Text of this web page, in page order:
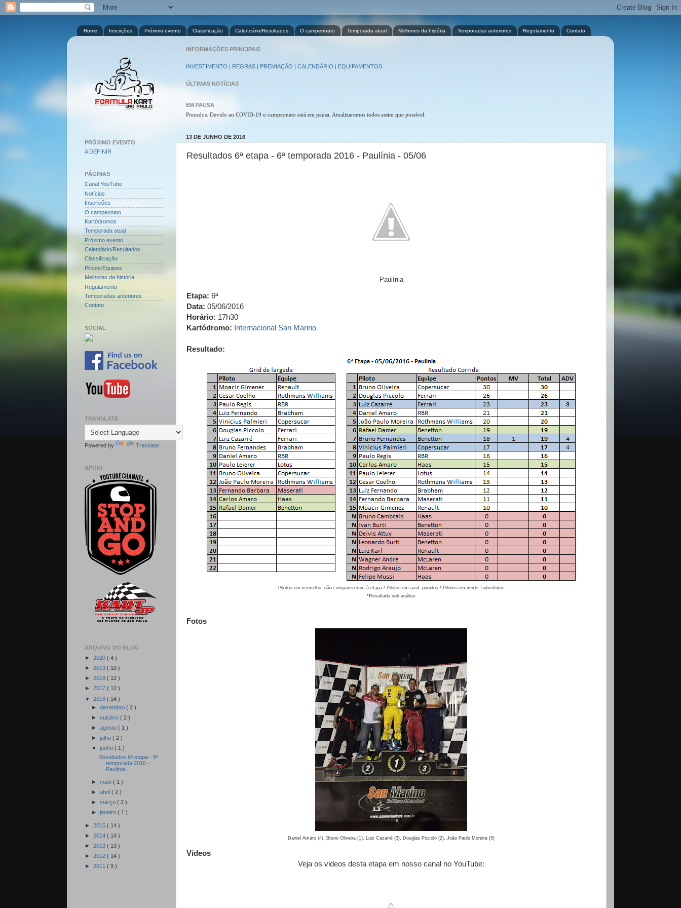
Home Inscrições Próximo evento Classificação Calendário/Resultados O campeonato Temporada atual Melhores da história Temporadas anteriores Regulamento Contato
INFORMAÇÕES PRINCIPAIS
INVESTIMENTO | REGRAS | PREMIAÇÃO | CALENDÁRIO | EQUIPAMENTOS
ÚLTIMAS NOTÍCIAS
EM PAUSA
Prezados. Devido ao COVID-19 o campeonato está em pausa. Atualizaremos todos assim que possível.
13 DE JUNHO DE 2016
Resultados 6ª etapa - 6ª temporada 2016 - Paulínia - 05/06
Paulínia
Etapa: 6ª
Data: 05/06/2016
Horário: 17h30
Kartódromo: Internacional San Marino
Resultado:
Pilotos em vermelho: não compareceram à etapa / Pilotos em azul: punidos / Pilotos em verde: substitutos
*Resultado sob análise
Fotos
Daniel Amaro (4), Bruno Oliveira (1), Luiz Cazarré (3), Douglas Piccolo (2), João Paulo Moreira (5)
Vídeos
Veja os videos desta etapa em nosso canal no YouTube:
PRÓXIMO EVENTO
A DEFINIR
PÁGINAS
Canal YouTube
Notícias
Inscrições
O campeonato
Kartódromos
Temporada atual
Próximo evento
Calendário/Resultados
Classificação
Pilotos/Equipes
Melhores da história
Regulamento
Temporadas anteriores
Contato
SOCIAL
TRANSLATE
Powered by Translate
APOIO
ARQUIVO DO BLOG
► 2020 ( 4 )
► 2019 ( 10 )
► 2018 ( 12 )
► 2017 ( 12 )
▼ 2016 ( 14 )
► dezembro ( 2 )
► outubro ( 2 )
► agosto ( 1 )
► julho ( 2 )
▼ junho ( 1 )
Resultados 6ª etapa - 6ª
temporada 2016 -
Paulínia...
► maio ( 1 )
► abril ( 2 )
► março ( 2 )
► janeiro ( 1 )
► 2015 ( 14 )
► 2014 ( 14 )
► 2013 ( 13 )
► 2012 ( 14 )
► 2011 ( 9 )